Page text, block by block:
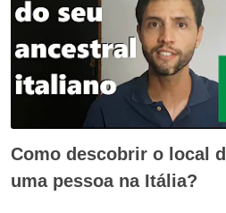
Como descobrir o local
uma pessoa na Itália?